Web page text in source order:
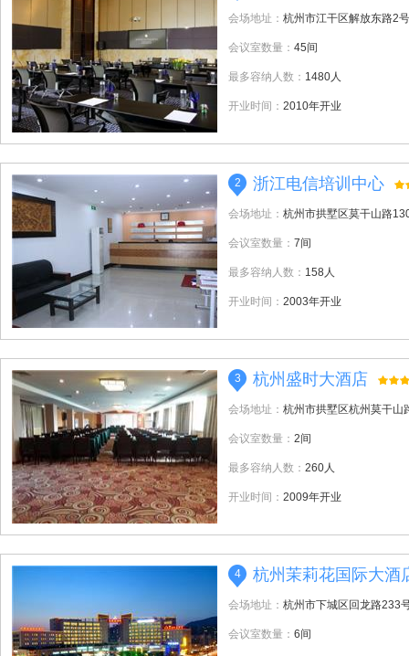
会场地址： 杭州市江干区解放东路2号
会议室数量： 45间
最多容纳人数： 1480人
开业时间： 2010年开业
2 浙江电信培训中心
会场地址： 杭州市拱墅区莫干山路
会议室数量： 7间
最多容纳人数： 158人
开业时间： 2003年开业
3 杭州盛时大酒店
会场地址： 杭州市拱墅区杭州莫干山
会议室数量： 2间
最多容纳人数： 260人
开业时间： 2009年开业
4 杭州茉莉花国际大酒
会场地址： 杭州市下城区回龙路233
会议室数量： 6间